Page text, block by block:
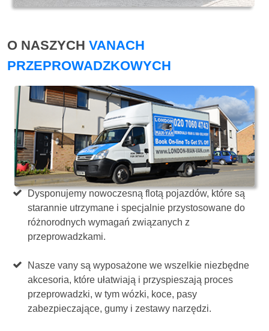
O NASZYCH VANACH
PRZEPROWADZKOWYCH
Dysponujemy nowoczesną flotą pojazdów, które są
starannie utrzymane i specjalnie przystosowane do
różnorodnych wymagań związanych z
przeprowadzkami.
Nasze vany są wyposażone we wszelkie niezbędne
akcesoria, które ułatwiają i przyspieszają proces
przeprowadzki, w tym wózki, koce, pasy
zabezpieczające, gumy i zestawy narzędzi.